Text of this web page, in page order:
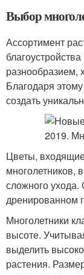
Выбор
Ассортимент
разнообразием,
Благодаря
создать
Цветы,
многолетников,
сложного
дренированном
Многолетники
высоте.
выделить
растения.